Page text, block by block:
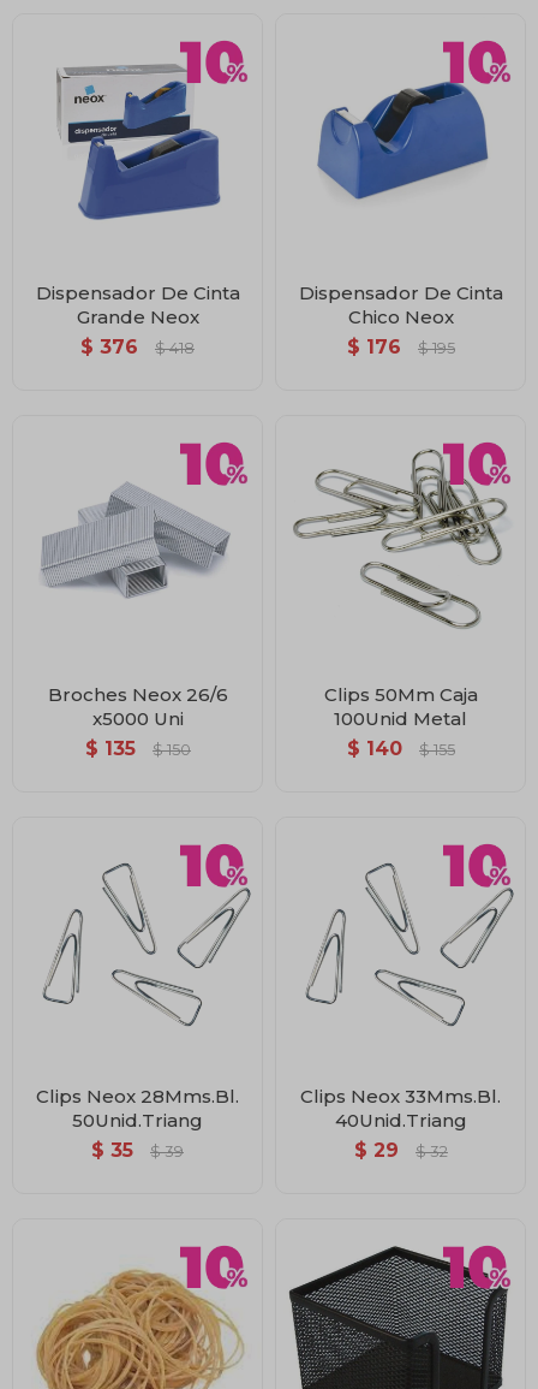
Dispensador De Cinta
Grande Neox
$ 376 $ 418
Dispensador De Cinta
Chico Neox
$ 176 $ 195
Broches Neox 26/6
x5000 Uni
$ 135 $ 150
Clips 50Mm Caja
100Unid Metal
$ 140 $ 155
Clips Neox 28Mms.Bl.
50Unid.Triang
$ 35 $ 39
Clips Neox 33Mms.Bl.
40Unid.Triang
$ 29 $ 32